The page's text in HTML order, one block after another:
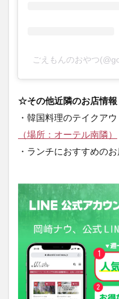
ごえもんのおやつ
☆その他近隣のお店情報
・韓国料理のテイクア
（場所：オーテル南隣）
・ランチにおすすめの